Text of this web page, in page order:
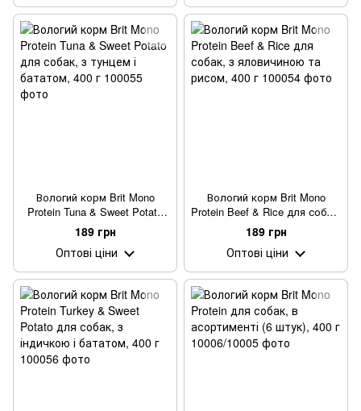
Вологий корм Brit Mono
Protein Tuna & Sweet Potato
для собак, з тунцем і
бататом, 400 г
189 грн
Оптові ціни
Вологий корм Brit Mono
Protein Beef & Rice для собак,
з яловичиною та рисом, 400
г
189 грн
Оптові ціни